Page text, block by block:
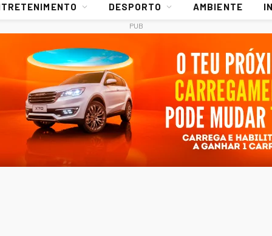
DESPORTO AMBIENTE
PUB